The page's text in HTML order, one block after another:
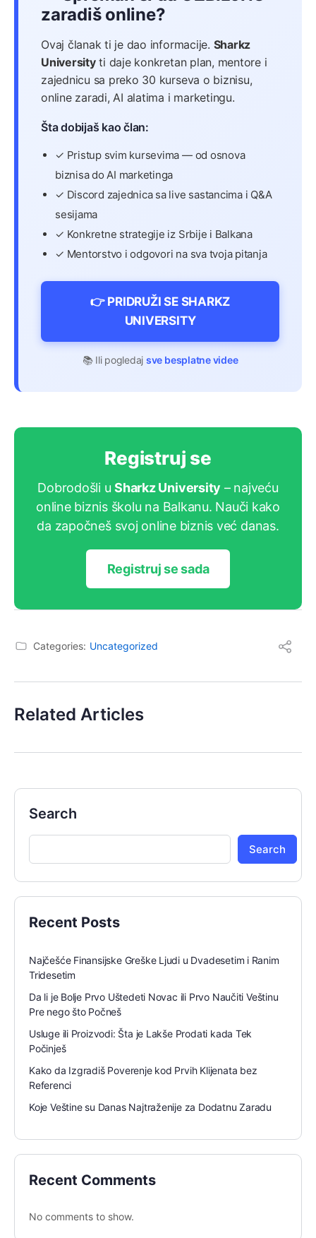
zaradiš online?
Ovaj članak ti je dao informacije. Sharkz
Universityti daje konkretan plan, mentore i
zajednicu sa preko 30 kurseva o biznisu,
online zaradi, AI alatima i marketingu.
Šta dobijaš kao član:
✓ Pristup svim kursevima — od osnova
biznisa do AI marketinga
✓ Discord zajednica sa live sastancima i Q&A
sesijama
✓ Konkretne strategije iz Srbije i Balkana
✓ Mentorstvo i odgovori na sva tvoja pitanja
👉 PRIDRUŽI SE SHARKZ
UNIVERSITY
📚 Ili pogledaj sve besplatne videe
Registruj se
Dobrodošli uSharkz University – najveću
online biznis školu na Balkanu. Nauči kako
da započneš svoj online biznis već danas.
Registruj se sada
Categories: Uncategorized
Related Articles
Search
Search
Recent Posts
Najčešće Finansijske Greške Ljudi u Dvadesetim i Ranim
Tridesetim
Da li je Bolje Prvo Uštedeti Novac ili Prvo Naučiti Veštinu
Pre nego što Počneš
Usluge ili Proizvodi: Šta je Lakše Prodati kada Tek
Počinješ
Kako da Izgradiš Poverenje kod Prvih Klijenata bez
Referenci
Koje Veštine su Danas Najtraženije za Dodatnu Zaradu
Recent Comments
No comments to show.